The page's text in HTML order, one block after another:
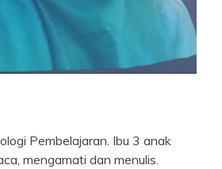
Pembelajaran. Ibu 3 anak
mengamati dan menulis.